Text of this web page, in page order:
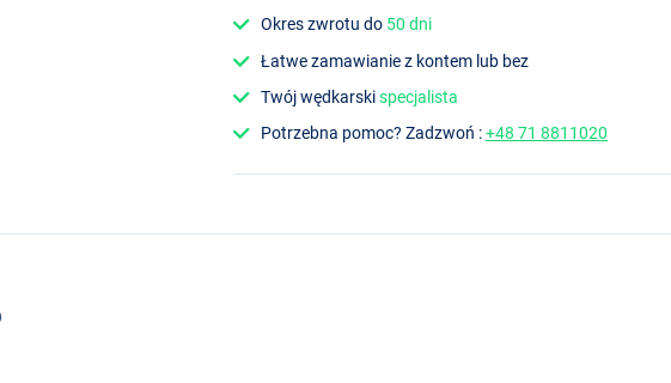
Okres zwrotu do 50 dni
Łatwe zamawianie z kontem lub bez
Twój wędkarskispecjalista
Potrzebna pomoc? Zadzwoń :+48 71 8811020